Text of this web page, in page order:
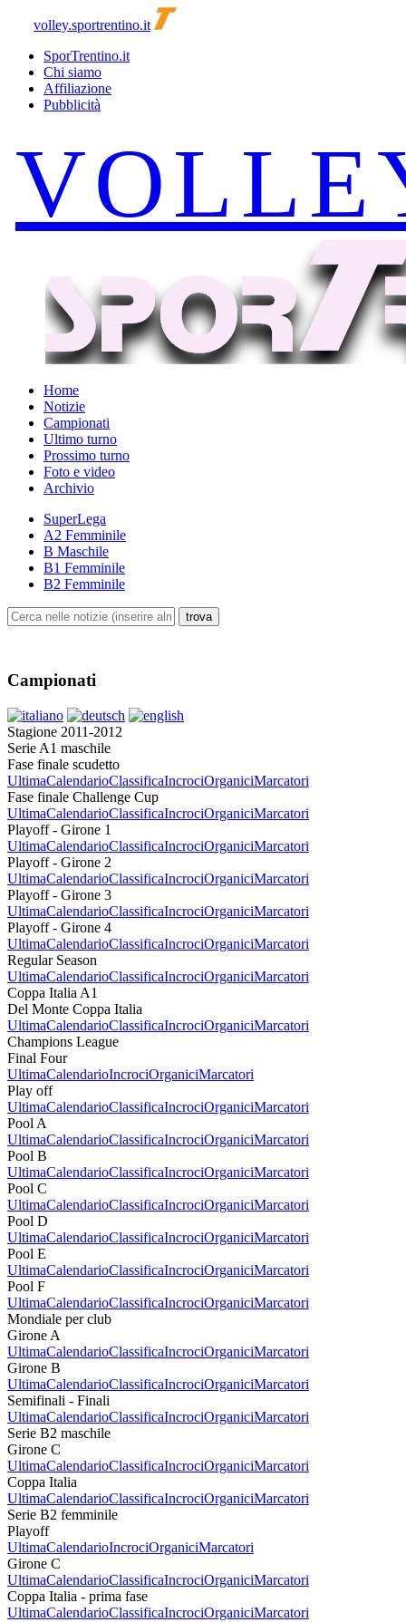
volley.sportrentino.it
SporTrentino.it
Chi siamo
Affiliazione
Pubblicità
Home
Notizie
Campionati
Ultimo turno
Prossimo turno
Foto e video
Archivio
SuperLega
A2 Femminile
B Maschile
B1 Femminile
B2 Femminile
Campionati
Stagione 2011-2012
Serie A1 maschile
Fase finale scudetto
UltimaCalendarioClassificaIncrociOrganiciMarcatori
Fase finale Challenge Cup
UltimaCalendarioClassificaIncrociOrganiciMarcatori
Playoff - Girone 1
UltimaCalendarioClassificaIncrociOrganiciMarcatori
Playoff - Girone 2
UltimaCalendarioClassificaIncrociOrganiciMarcatori
Playoff - Girone 3
UltimaCalendarioClassificaIncrociOrganiciMarcatori
Playoff - Girone 4
UltimaCalendarioClassificaIncrociOrganiciMarcatori
Regular Season
UltimaCalendarioClassificaIncrociOrganiciMarcatori
Coppa Italia A1
Del Monte Coppa Italia
UltimaCalendarioClassificaIncrociOrganiciMarcatori
Champions League
Final Four
UltimaCalendarioIncrociOrganiciMarcatori
Play off
UltimaCalendarioClassificaIncrociOrganiciMarcatori
Pool A
UltimaCalendarioClassificaIncrociOrganiciMarcatori
Pool B
UltimaCalendarioClassificaIncrociOrganiciMarcatori
Pool C
UltimaCalendarioClassificaIncrociOrganiciMarcatori
Pool D
UltimaCalendarioClassificaIncrociOrganiciMarcatori
Pool E
UltimaCalendarioClassificaIncrociOrganiciMarcatori
Pool F
UltimaCalendarioClassificaIncrociOrganiciMarcatori
Mondiale per club
Girone A
UltimaCalendarioClassificaIncrociOrganiciMarcatori
Girone B
UltimaCalendarioClassificaIncrociOrganiciMarcatori
Semifinali - Finali
UltimaCalendarioClassificaIncrociOrganiciMarcatori
Serie B2 maschile
Girone C
UltimaCalendarioClassificaIncrociOrganiciMarcatori
Coppa Italia
UltimaCalendarioClassificaIncrociOrganiciMarcatori
Serie B2 femminile
Playoff
UltimaCalendarioIncrociOrganiciMarcatori
Girone C
UltimaCalendarioClassificaIncrociOrganiciMarcatori
Coppa Italia - prima fase
UltimaCalendarioClassificaIncrociOrganiciMarcatori